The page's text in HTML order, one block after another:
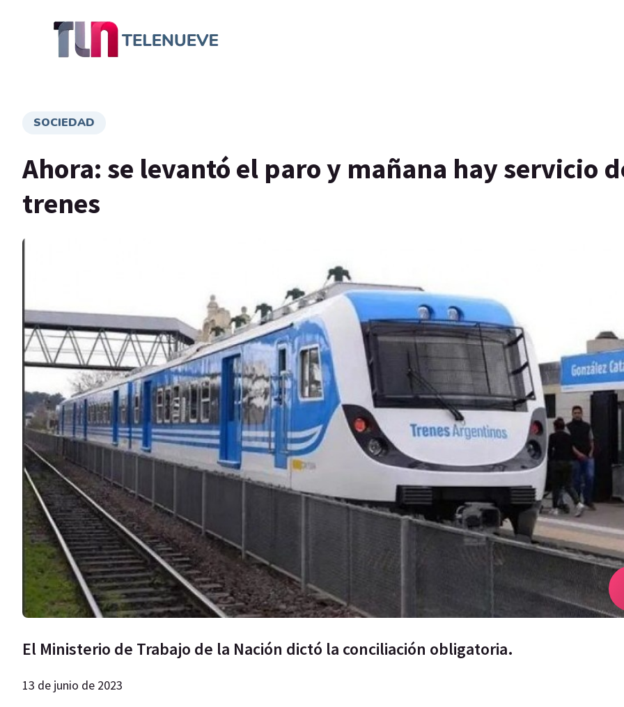
SOCIEDAD
Ahora: se levantó el paro y mañana hay servicio
trenes
El Ministerio de Trabajo de la Nación dictó la conciliación obligatoria.
13 de junio de 2023